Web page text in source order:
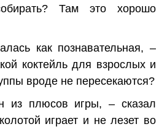
Там это хорошо
как познавательная, –
коктейль для взрослых и
вроде не пересекаются?
из плюсов игры, – сказал
играет и не лезет во